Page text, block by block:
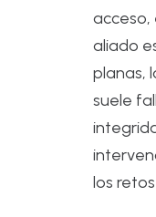
acceso,
aliado
planas,
suele
los